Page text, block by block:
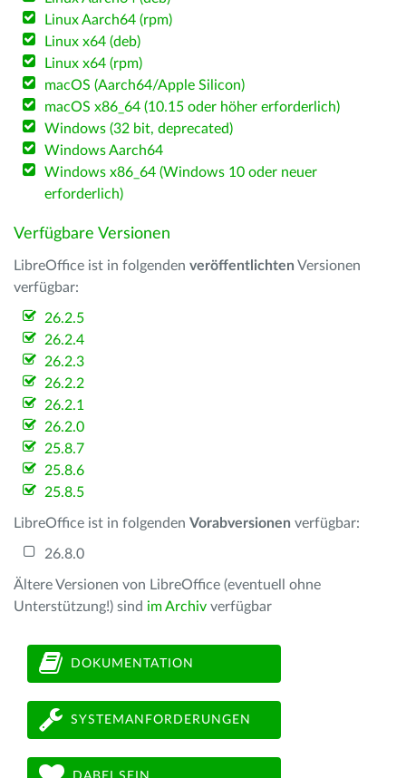
Linux Aarch64 (rpm)
Linux x64 (deb)
Linux x64 (rpm)
macOS (Aarch64/Apple Silicon)
macOS x86_64 (10.15 oder höher erforderlich)
Windows (32 bit, deprecated)
Windows Aarch64
Windows x86_64 (Windows 10 oder neuer
erforderlich)
Verfügbare Versionen
LibreOffice ist in folgenden veröffentlichten Versionen
verfügbar:
26.2.5
26.2.4
26.2.3
26.2.2
26.2.1
26.2.0
25.8.7
25.8.6
25.8.5
LibreOffice ist in folgenden Vorabversionen verfügbar:
26.8.0
Ältere Versionen von LibreOffice (eventuell ohne
Unterstützung!) sind im Archiv verfügbar
DOKUMENTATION
SYSTEMANFORDERUNGEN